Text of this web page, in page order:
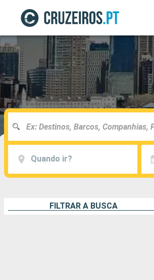
Quando ir?
FILTRAR A BUSCA